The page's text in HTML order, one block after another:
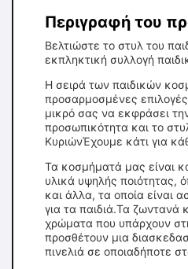
Περιγραφή του
Βελτιώστε το στυλ του
εκπληκτική συλλογή
Η σειρά των παιδικών
προσαρμοσμένες
μικρό σας να εκφράσει
προσωπικότητα και το
ΚυριώνΈχουμε κάτι για
Τα κοσμήματά μας είναι
υλικά υψηλής ποιότητας,
και άλλα, τα οποία είναι
για τα παιδιά.Τα ζωντανά
χρώματα που υπάρχουν
προσθέτουν μια
πινελιά σε οποιαδήποτε